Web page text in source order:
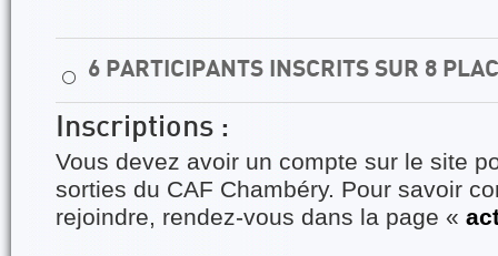
⚪ 6 PARTICIPANTS INSCRITS SUR 8
Inscriptions :
Vous devez avoir un compte sur le site
sorties du CAF Chambéry. Pour savoir
rejoindre, rendez-vous dans la page «